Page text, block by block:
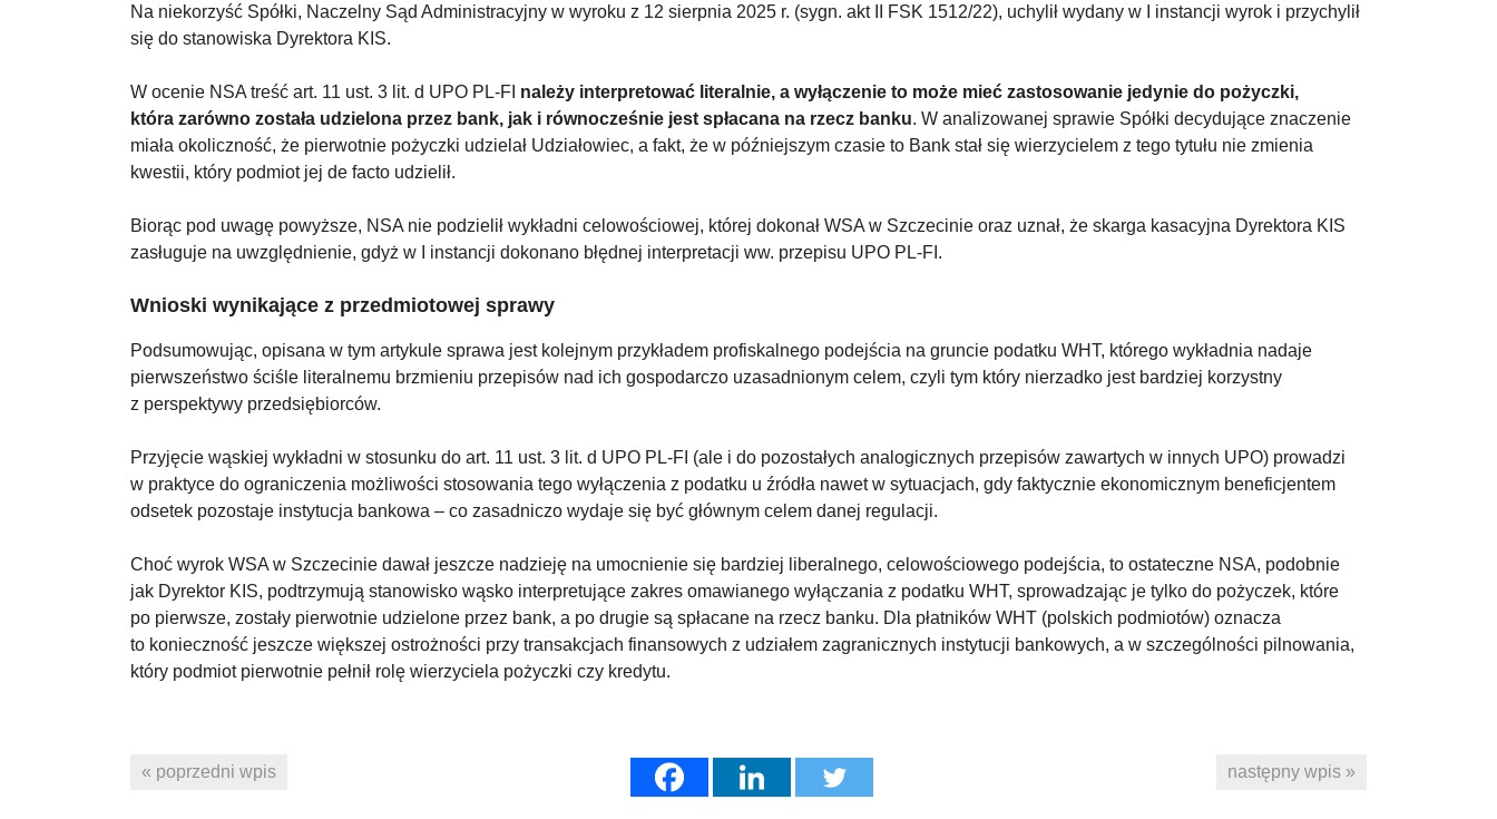
Na niekorzyść Spółki, Naczelny Sąd Administracyjny w wyroku z 12 sierpnia 2025 r. (sygn. akt II FSK 1512/22), uchylił wydany w I instancji wyrok i przychylił
się do stanowiska Dyrektora KIS.
W ocenie NSA treść art. 11 ust. 3 lit. d UPO PL-FI należy interpretować literalnie, a wyłączenie to może mieć zastosowanie jedynie do pożyczki,
która zarówno została udzielona przez bank, jak i równocześnie jest spłacana na rzecz banku. W analizowanej sprawie Spółki decydujące znaczenie
miała okoliczność, że pierwotnie pożyczki udzielał Udziałowiec, a fakt, że w późniejszym czasie to Bank stał się wierzycielem z tego tytułu nie zmienia
kwestii, który podmiot jej de facto udzielił.
Biorąc pod uwagę powyższe, NSA nie podzielił wykładni celowościowej, której dokonał WSA w Szczecinie oraz uznał, że skarga kasacyjna Dyrektora KIS
zasługuje na uwzględnienie, gdyż w I instancji dokonano błędnej interpretacji ww. przepisu UPO PL-FI.
Wnioski wynikające z przedmiotowej sprawy
Podsumowując, opisana w tym artykule sprawa jest kolejnym przykładem profiskalnego podejścia na gruncie podatku WHT, którego wykładnia nadaje
pierwszeństwo ściśle literalnemu brzmieniu przepisów nad ich gospodarczo uzasadnionym celem, czyli tym który nierzadko jest bardziej korzystny
z perspektywy przedsiębiorców.
Przyjęcie wąskiej wykładni w stosunku do art. 11 ust. 3 lit. d UPO PL-FI (ale i do pozostałych analogicznych przepisów zawartych w innych UPO) prowadzi
w praktyce do ograniczenia możliwości stosowania tego wyłączenia z podatku u źródła nawet w sytuacjach, gdy faktycznie ekonomicznym beneficjentem
odsetek pozostaje instytucja bankowa – co zasadniczo wydaje się być głównym celem danej regulacji.
Choć wyrok WSA w Szczecinie dawał jeszcze nadzieję na umocnienie się bardziej liberalnego, celowościowego podejścia, to ostateczne NSA, podobnie
jak Dyrektor KIS, podtrzymują stanowisko wąsko interpretujące zakres omawianego wyłączania z podatku WHT, sprowadzając je tylko do pożyczek, które
po pierwsze, zostały pierwotnie udzielone przez bank, a po drugie są spłacane na rzecz banku. Dla płatników WHT (polskich podmiotów) oznacza
to konieczność jeszcze większej ostrożności przy transakcjach finansowych z udziałem zagranicznych instytucji bankowych, a w szczególności pilnowania,
który podmiot pierwotnie pełnił rolę wierzyciela pożyczki czy kredytu.
następny wpis »
« poprzedni wpis